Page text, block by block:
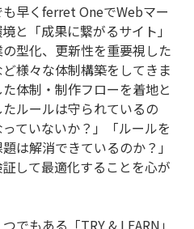
早くferret OneでWebマー
と「成果に繋がるサイト」
型化、更新性を重要視した
様々な体制構築をしてきま
体制・制作フローを着地と
ルールは守られているの
ていないか？」「ルールを
は解消できているのか？」
して最適化することを心が
でもある「TRY & LEARN」